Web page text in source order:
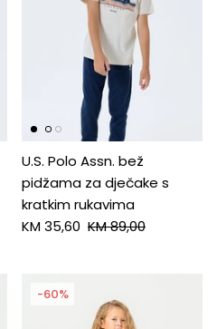
U.S. Polo Assn. bež
pidžama za dječake s
kratkim rukavima
KM 35,60 KM 89,00
-60%